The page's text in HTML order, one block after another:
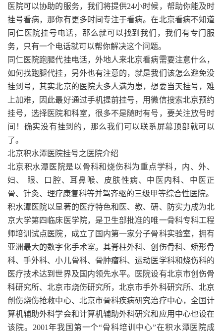
医院可以协助的服务，我们将提供24小时候，帮助你能及时
挂号看病，那你有更多时间专注于看病。在北京看病不知道
同仁医院挂号电话，那么就可以找到我们，我们有专门服
务，只有一个电话就可以帮你解决这个问题。
同仁医院跑腿代挂电话，外地人来北京看病需要注意什么，
如何找跑腿代挂，另外也有注意的，就是我们该怎么避免没
挂到号，其实北京的医院大多人满为患，想要当天挂号，难
上加难，因此最好通过手机提前挂号，用微信搜索北京预约
挂号，选择医院和科室，很多不是随时有号，要关注放号时
间！确实没有挂到的，那么我们可以联系屏幕顶部就可以
了。
北京积水潭医院挂号之医院介绍
北京积水潭医院是以骨科和烧伤科为重点学科，内、外、
妇、 眼、口腔、耳鼻喉、皮肤性病、中医内科、中医正
骨、针灸、理疗康复科等并驾齐驱的三级甲等综合性医院。
积水潭医院以显著的医疗特色和医、教、研、防实力成为北
京大学第四临床医学院，是卫生部批准的唯一骨科专科工程
师培训试点医院，成立了国内第一家分子骨科实验室，拥有
亚洲最大的数字化手术室。其脊柱外科、创伤骨科、矫形骨
科、手外科、小儿骨科、骨肿瘤科、运动医学科和烧伤科的
医疗技术达到世界及国内领先水平。医院设有北京市创伤骨
科研究所、北京市烧伤研究所，北京市手外科研究所、北京
创伤烧伤抢救中心、北京市骨科疾病研究治疗中心，全国计
算机辅助外科学会和计算机辅助外科研究和应用中心也设在
该院。2001年我国第一个“骨科培训中心”在积水潭医院成